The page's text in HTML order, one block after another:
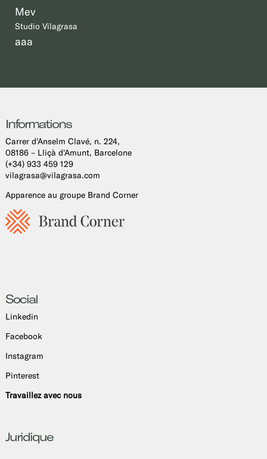
Mev
Studio Vilagrasa
aaa
Informations
Carrer d'Anselm Clavé, n. 224,
08186 – Lliçà d'Amunt, Barcelone
(+34) 933 459 129
vilagrasa@vilagrasa.com
Apparence au groupe Brand Corner
Social
Linkedin
Facebook
Instagram
Pinterest
Travaillez avec nous
Juridique